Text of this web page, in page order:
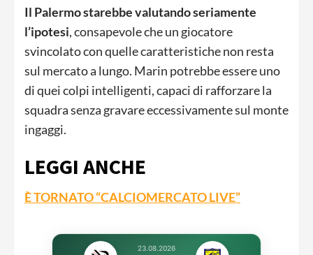
Il Palermo starebbe valutando seriamente
l’ipotesi, consapevole che un giocatore
svincolato con quelle caratteristiche non resta
sul mercato a lungo. Marin potrebbe essere uno
di quei colpi intelligenti, capaci di rafforzare la
squadra senza gravare eccessivamente sul monte
ingaggi.
LEGGI ANCHE
È TORNATO “CALCIOMERCATO LIVE”
23.08.2026